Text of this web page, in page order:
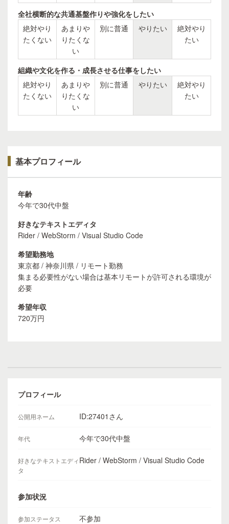
全社横断的な共通基盤作りや強化をしたい
絶対やり
たくない
あまりや
りたくな
い
別に普通 やりたい
絶対やり
たい
組織や文化を作る・成長させる仕事をしたい
絶対やり
たくない
あまりや
りたくな
い
別に普通 やりたい
絶対やり
たい
基本プロフィール
年齢
今年で30代中盤
好きなテキストエディタ
Rider / WebStorm / Visual Studio Code
希望勤務地
東京都 / 神奈川県 / リモート勤務
集まる必要性がない場合は基本リモートが許可される環境が
必要
希望年収
720万円
プロフィール
公開用ネーム ID:27401さん
年代 今年で30代中盤
好きなテキストエディ
タ
Rider / WebStorm / Visual Studio Code
参加状況
参加ステータス 不参加